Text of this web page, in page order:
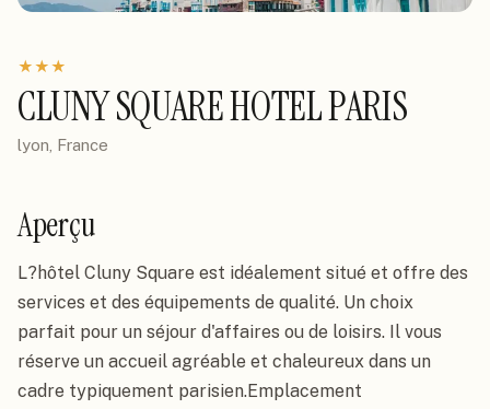
★★★
CLUNY SQUARE HOTEL PARIS
lyon, France
Aperçu
L?hôtel Cluny Square est idéalement situé et offre des
services et des équipements de qualité. Un choix
parfait pour un séjour d'affaires ou de loisirs. Il vous
réserve un accueil agréable et chaleureux dans un
cadre typiquement parisien.Emplacement